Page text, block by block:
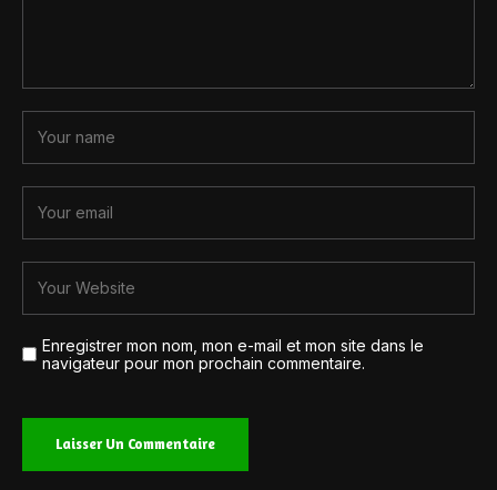
Enregistrer mon nom, mon e-mail et mon site dans le
navigateur pour mon prochain commentaire.